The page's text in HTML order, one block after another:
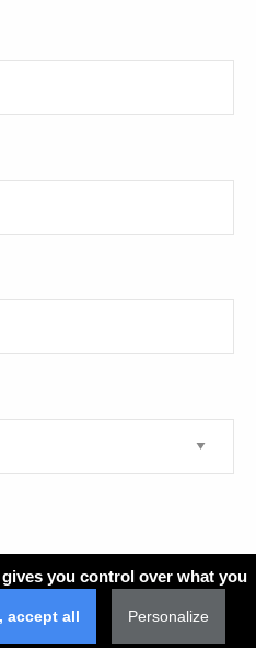
you control over what you
accept all Personalize